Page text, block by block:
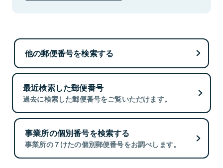
他の郵便番号を検索する
最近検索した郵便番号
過去に検索した郵便番号をご覧いただけます。
事業所の個別番号を検索する
事業所の７けたの個別郵便番号をお調べします。